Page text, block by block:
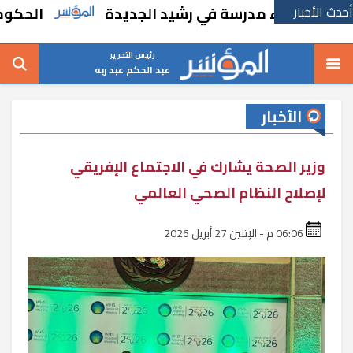
أحدث الأخبار
بإنشاء مدرسة في رشيد الجديدة الحكومة
رئيس التحرير
عبد الحكم عبد ربه
الأخبار
وزير الصحة يشارك في الاجتماع الإفريقي
لإصلاح النظام الصحي العالمي